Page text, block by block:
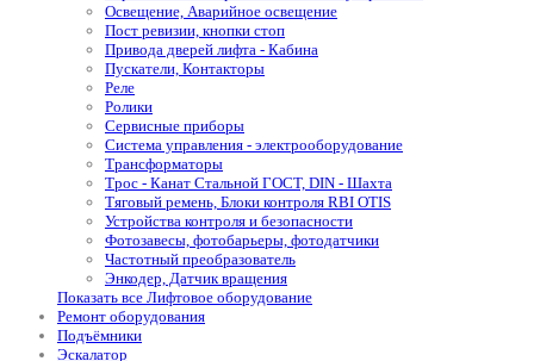
Освещение, Аварийное освещение
Пост ревизии, кнопки стоп
Привода дверей лифта - Кабина
Пускатели, Контакторы
Реле
Ролики
Сервисные приборы
Система управления - электрооборудование
Трансформаторы
Трос - Канат Стальной ГОСТ, DIN - Шахта
Тяговый ремень, Блоки контроля RBI OTIS
Устройства контроля и безопасности
Фотозавесы, фотобарьеры, фотодатчики
Частотный преобразователь
Энкодер, Датчик вращения
Показать все Лифтовое оборудование
Ремонт оборудования
Подъёмники
Эскалатор